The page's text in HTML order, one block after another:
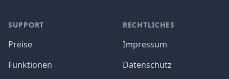
SUPPORT
Preise
Funktionen
RECHTLICHES
Impressum
Datenschutz